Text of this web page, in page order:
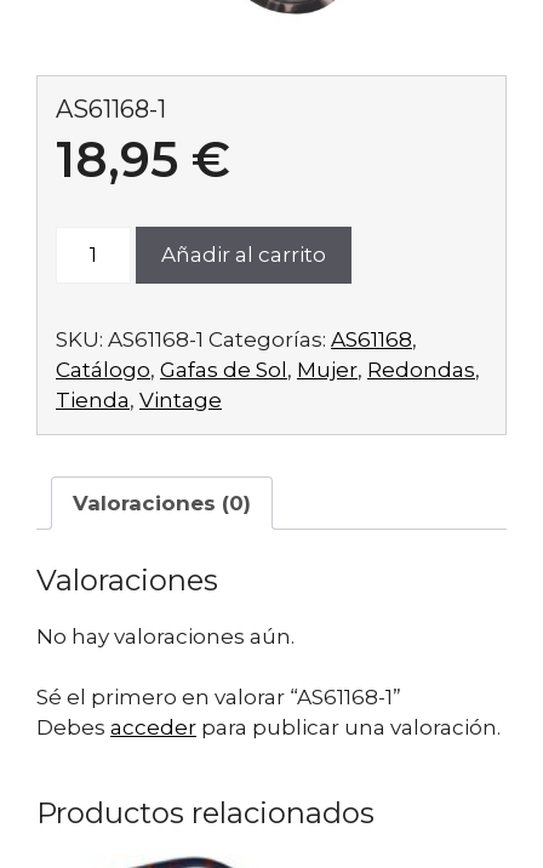
AS61168-1
18,95 €
Añadir al carrito
SKU: AS61168-1 Categorías: AS61168,
Catálogo, Gafas de Sol , Mujer, Redondas,
Tienda, Vintage
Valoraciones (0)
Valoraciones
No hay valoraciones aún.
Sé el primero en valorar “AS61168-1”
Debes acceder para publicar una valoración.
Productos relacionados